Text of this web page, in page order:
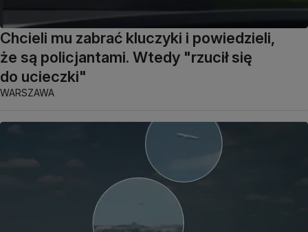
Chcieli mu zabrać kluczyki i powiedzieli,
że są policjantami. Wtedy "rzucił się
do ucieczki"
WARSZAWA